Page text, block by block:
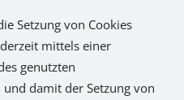
Setzung von Cookies
mittels einer
genutzten
damit der Setzung von